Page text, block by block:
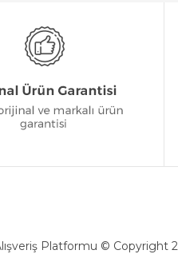
Platformu © Copyright